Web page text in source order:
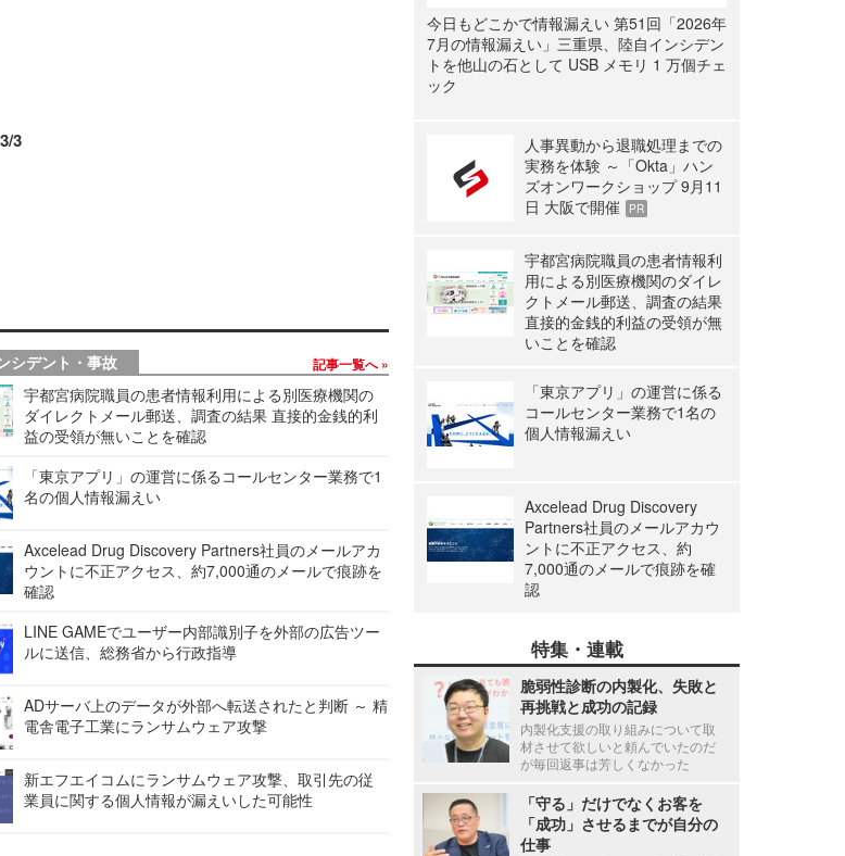
3/3
シデント・事故 記事一覧へ
宇都宮病院職員の患者情報利用による別医療機関の
ダイレクトメール郵送、調査の結果 直接的金銭的利
益の受領が無いことを確認
「東京アプリ」の運営に係るコールセンター業務で1
名の個人情報漏えい
Axcelead Drug Discovery Partners社員のメールアカ
ウントに不正アクセス、約7,000通のメールで痕跡を
確認
LINE GAMEでユーザー内部識別子を外部の広告ツー
ルに送信、総務省から行政指導
ADサーバ上のデータが外部へ転送されたと判断 ～ 精
電舎電子工業にランサムウェア攻撃
新エフエイコムにランサムウェア攻撃、取引先の従
業員に関する個人情報が漏えいした可能性
今日もどこかで情報漏えい 第51回「2026年
7月の情報漏えい」三重県、陸自インシデン
トを他山の石として USB メモリ 1 万個チェ
ック
人事異動から退職処理までの
実務を体験 ～「Okta」ハン
ズオンワークショップ 9月11
日 大阪で開催
PR
宇都宮病院職員の患者情報利
用による別医療機関のダイレ
クトメール郵送、調査の結果
直接的金銭的利益の受領が無
いことを確認
「東京アプリ」の運営に係る
コールセンター業務で1名の
個人情報漏えい
Axcelead Drug Discovery
Partners社員のメールアカウ
ントに不正アクセス、約
7,000通のメールで痕跡を確
認
特集・連載
脆弱性診断の内製化、失敗と
再挑戦と成功の記録
内製化支援の取り組みについて取
材させて欲しいと頼んでいたのだ
が毎回返事は芳しくなかった
「守る」だけでなくお客を
「成功」させるまでが自分の
仕事